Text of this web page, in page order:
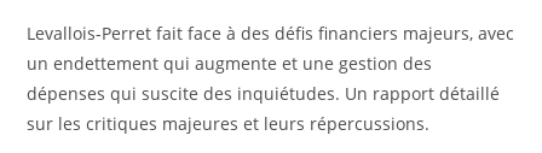
Levallois-Perret fait face à des défis financiers majeurs, avec
un endettement qui augmente et une gestion des
dépenses qui suscite des inquiétudes. Un rapport détaillé
sur les critiques majeures et leurs répercussions.